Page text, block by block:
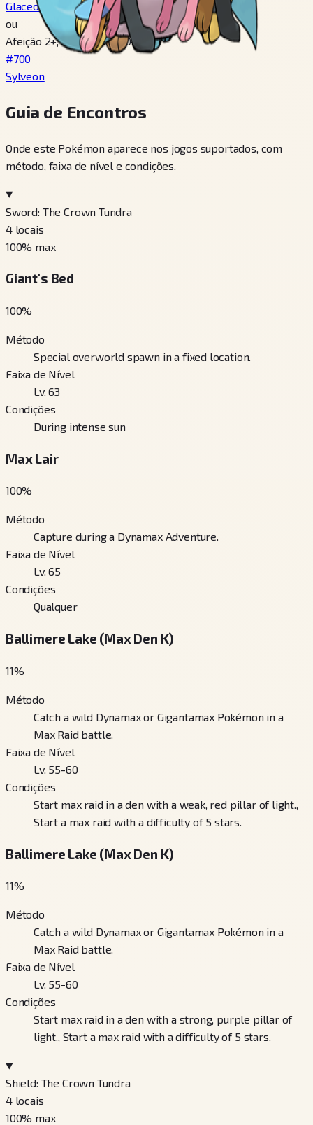
Glaceon
ou
Afeição 2+, Felicidade 160+
#700
Sylveon
Guia de Encontros
Onde este Pokémon aparece nos jogos suportados, com
método, faixa de nível e condições.
Sword: The Crown Tundra
4 locais
100% max
Giant's Bed
100%
Método
Special overworld spawn in a fixed location.
Faixa de Nível
Lv. 63
Condições
During intense sun
Max Lair
100%
Método
Capture during a Dynamax Adventure.
Faixa de Nível
Lv. 65
Condições
Qualquer
Ballimere Lake (Max Den K)
11%
Método
Catch a wild Dynamax or Gigantamax Pokémon in a
Max Raid battle.
Faixa de Nível
Lv. 55-60
Condições
Start max raid in a den with a weak, red pillar of light.,
Start a max raid with a difficulty of 5 stars.
Ballimere Lake (Max Den K)
11%
Método
Catch a wild Dynamax or Gigantamax Pokémon in a
Max Raid battle.
Faixa de Nível
Lv. 55-60
Condições
Start max raid in a den with a strong, purple pillar of
light., Start a max raid with a difficulty of 5 stars.
Shield: The Crown Tundra
4 locais
100% max